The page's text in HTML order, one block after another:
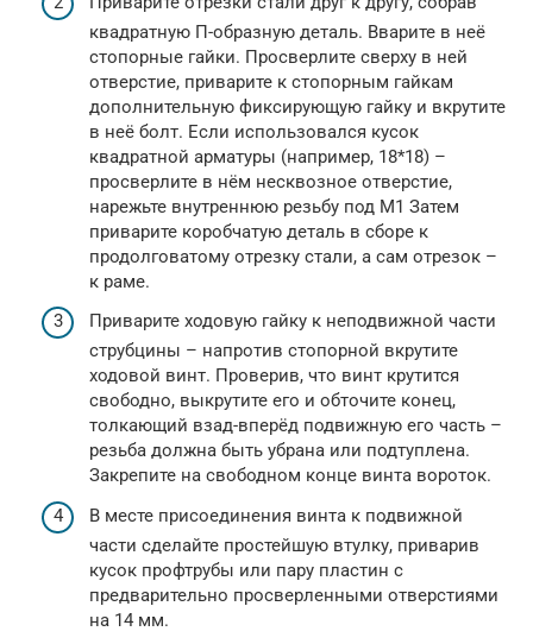
квадратную П-образную деталь. Вварите в неё
стопорные гайки. Просверлите сверху в ней
отверстие, приварите к стопорным гайкам
дополнительную фиксирующую гайку и вкрутите
в неё болт. Если использовался кусок
квадратной арматуры (например, 18*18) –
просверлите в нём несквозное отверстие,
нарежьте внутреннюю резьбу под М1 Затем
приварите коробчатую деталь в сборе к
продолговатому отрезку стали, а сам отрезок –
к раме.
Приварите ходовую гайку к неподвижной части
струбцины – напротив стопорной вкрутите
ходовой винт. Проверив, что винт крутится
свободно, выкрутите его и обточите конец,
толкающий взад-вперёд подвижную его часть –
резьба должна быть убрана или подтуплена.
Закрепите на свободном конце винта вороток.
В месте присоединения винта к подвижной
части сделайте простейшую втулку, приварив
кусок профтрубы или пару пластин с
предварительно просверленными отверстиями
на 14 мм.